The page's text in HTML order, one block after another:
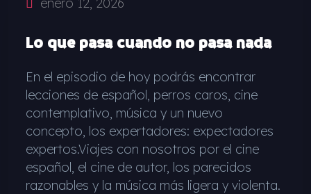
enero 12, 2026
Lo que pasa cuando no pasa nada
En el episodio de hoy podrás encontrar
lecciones de español, perros caros, cine
contemplativo, música y un nuevo
concepto, los expertadores: expectadores
expertos.Viajes con nosotros por el cine
español, el cine de autor, los parecidos
razonables y la música más ligera y violenta.